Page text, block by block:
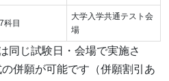
科目
大学入学共通テスト会
場
同じ試験日・会場で実施さ
併願が可能です（併願割引あ